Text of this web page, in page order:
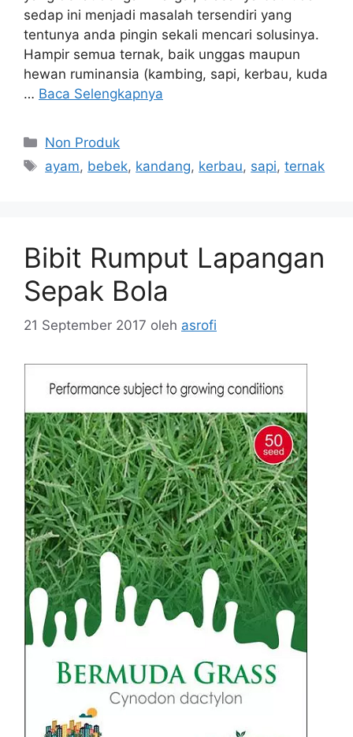
sedap ini menjadi masalah tersendiri yang
tentunya anda pingin sekali mencari solusinya.
Hampir semua ternak, baik unggas maupun
hewan ruminansia (kambing, sapi, kerbau, kuda
… Baca Selengkapnya
Kategori
Non Produk
Tag
ayam, bebek, kandang, kerbau, sapi,ternak
Bibit Rumput Lapangan
Sepak Bola
21 September 2017 oleh asrofi